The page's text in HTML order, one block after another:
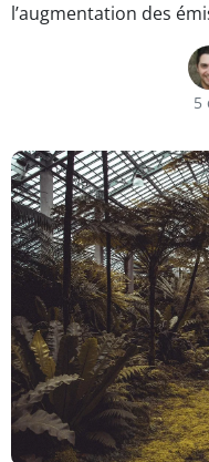
l’augmentation des
5